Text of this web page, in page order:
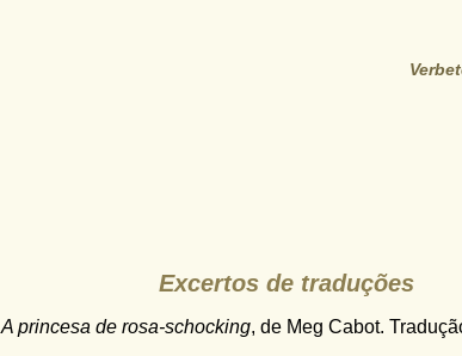
Excertos de traduções
A princesa de rosa-schocking, de Meg Cabot.